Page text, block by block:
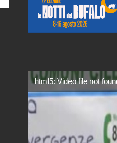
html5: Video file not